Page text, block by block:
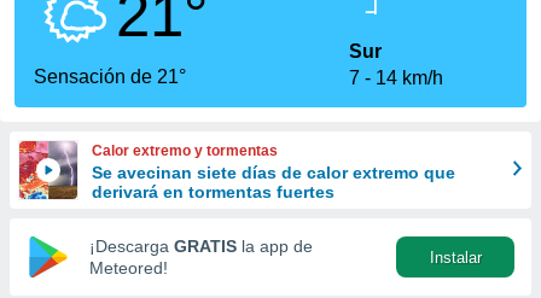
que se
calidad.
a este
las
y
forma
digital
basada
21°
Sensación de 21°
Sur
7
14 km/h
Calor extremo y tormentas
Se avecinan siete días de calor extremo que
derivará en tormentas fuertes
¡Descarga GRATIS la app de
Meteored!
Instalar